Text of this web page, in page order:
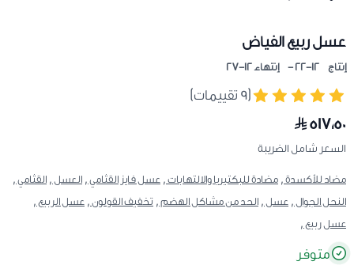
عسل ربيع الفياض
إنتاج 12-22 - إنتهاء 12-27
(٩ تقييمات)
٥١٧٫٥٠
السعر شامل الضريبة
مضاد للأكسدة , مضادة للبكتيريا والالتهابات , عسل فايز القثامي , العسل , القثامي ,
النحل الجوال , عسل , الحد من مشاكل الهضم , تخفيف القولون , عسل الربيع ,
عسل ربيع ,
متوفر